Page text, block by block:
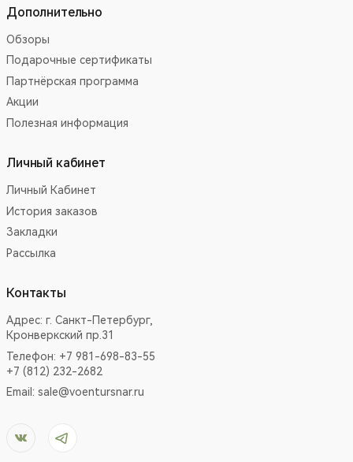
Дополнительно
Обзоры
Подарочные сертификаты
Партнёрская программа
Акции
Полезная информация
Личный кабинет
Личный Кабинет
История заказов
Закладки
Рассылка
Контакты
Адрес: г. Санкт-Петербург,
Кронверкский пр.31
Телефон: +7 981-698-83-55
+7 (812) 232-2682
Email: sale@voentursnar.ru